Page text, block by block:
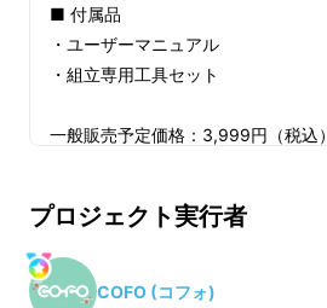
■ 付属品
・ユーザーマニュアル
・組立専用工具セット
一般販売予定価格：3,999円（税込）
※送料無料（国内配送のみ）
※デザイン・仕様は、変更になる可能
性もございます。ご了承ください。
プロジェクト実行者
COFO (コフォ)